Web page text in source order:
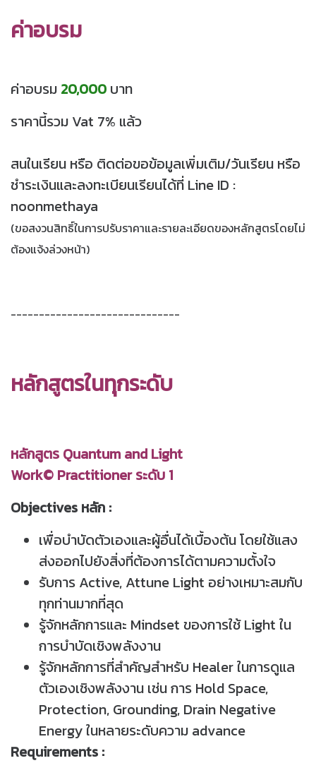
ค่าอบรม
ค่าอบรม 20,000 บาท
ราคานี้รวม Vat 7% แล้ว
สนในเรียน หรือ ติดต่อขอข้อมูลเพิ่มเติม/วันเรียน หรือ
ชำระเงินและลงทะเบียนเรียนได้ที่ Line ID :
noonmethaya
(ขอสงวนสิทธิ์ในการปรับราคาและรายละเอียดของหลักสูตรโดยไม่
ต้องแจ้งล่วงหน้า)
------------------------------
หลักสูตรในทุกระดับ
หลักสูตร Quantum and Light
Work© Practitioner ระดับ 1
Objectives หลัก :
เพื่อบำบัดตัวเองและผู้อื่นได้เบื้องต้น โดยใช้แสง
ส่งออกไปยังสิ่งที่ต้องการได้ตามความตั้งใจ
รับการ Active, Attune Light อย่างเหมาะสมกับ
ทุกท่านมากที่สุด
รู้จักหลักการและ Mindset ของการใช้ Light ใน
การบำบัดเชิงพลังงาน
รู้จักหลักการที่สำคัญสำหรับ Healer ในการดูแล
ตัวเองเชิงพลังงาน เช่น การ Hold Space,
Protection, Grounding, Drain Negative
Energy ในหลายระดับความ advance
Requirements :